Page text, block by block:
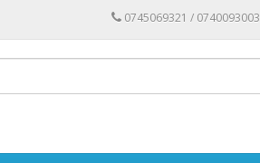
0745069321 / 0740093003